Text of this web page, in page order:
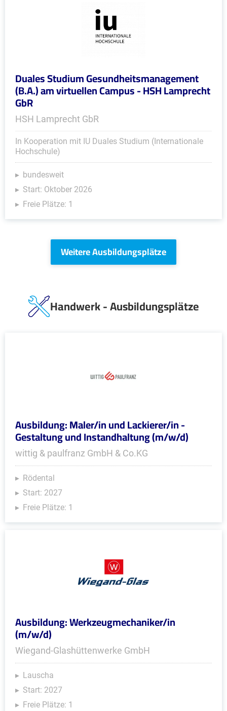
Duales Studium Gesundheitsmanagement
(B.A.) am virtuellen Campus - HSH Lamprecht
GbR
HSH Lamprecht GbR
In Kooperation mit IU Duales Studium (Internationale
Hochschule)
bundesweit
Start: Oktober 2026
Freie Plätze: 1
Weitere Ausbildungsplätze
Handwerk - Ausbildungsplätze
Ausbildung: Maler/in und Lackierer/in -
Gestaltung und Instandhaltung (m/w/d)
wittig & paulfranz GmbH & Co.KG
Rödental
Start: 2027
Freie Plätze: 1
Ausbildung: Werkzeugmechaniker/in
(m/w/d)
Wiegand-Glashüttenwerke GmbH
Lauscha
Start: 2027
Freie Plätze: 1